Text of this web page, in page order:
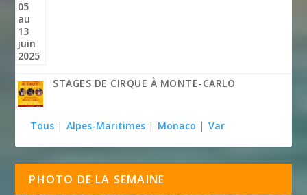
STAGES DE CIRQUE À MONTE-CARLO
Tous | Alpes-Maritimes | Monaco | Var
PHOTO DE LA SEMAINE